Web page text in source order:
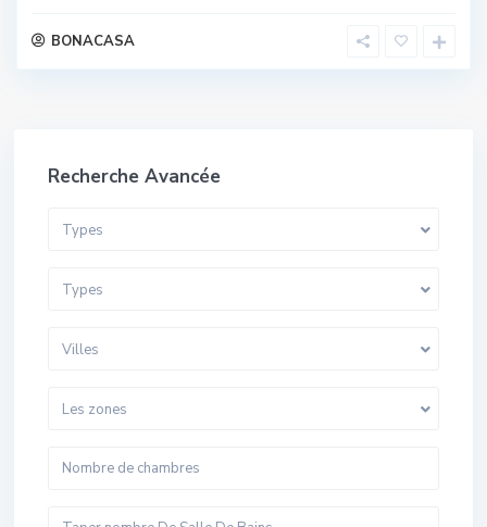
BONACASA
Recherche Avancée
Types
Types
Villes
Les zones